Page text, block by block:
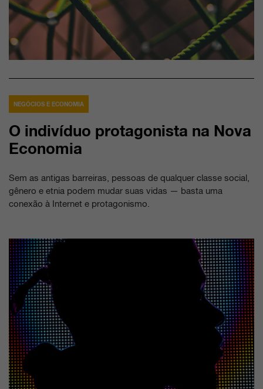
NEGÓCIOS E ECONOMIA
O indivíduo protagonista na Nova
Economia
Sem as antigas barreiras, pessoas de qualquer classe social,
gênero e etnia podem mudar suas vidas — basta uma
conexão à Internet e protagonismo.